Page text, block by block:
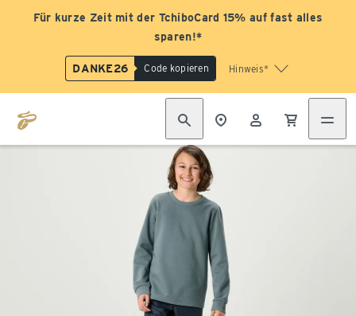
Für kurze Zeit mit der TchiboCard 15% auf fast alles
sparen!*
DANKE26 Code kopieren Hinweis*